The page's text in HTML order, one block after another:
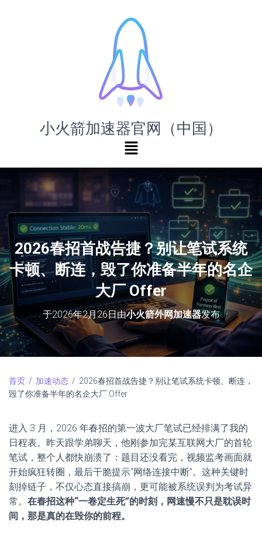
小火箭加速器官网（中国）
2026春招首战告捷？别让笔试系统
卡顿、断连，毁了你准备半年的名企
大厂 Offer
于2026年2月26日由小火箭外网加速器发布
首页 / 加速动态 / 2026春招首战告捷？别让笔试系统卡顿、断连，
毁了你准备半年的名企大厂 Offer
进入 3 月，2026 年春招的第一波大厂笔试已经排满了我的
日程表。昨天跟学弟聊天，他刚参加完某互联网大厂的首轮
笔试，整个人都快崩溃了：题目还没看完，视频监考画面就
开始疯狂转圈，最后干脆提示“网络连接中断”。这种关键时
刻掉链子，不仅心态直接搞崩，更可能被系统误判为考试异
常。 在春招这种“一卷定生死”的时刻，网速慢不只是耽误时
间，那是真的在毁你的前程。